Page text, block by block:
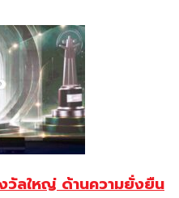
วัลใหญ่ ด้านความยั่งยืน